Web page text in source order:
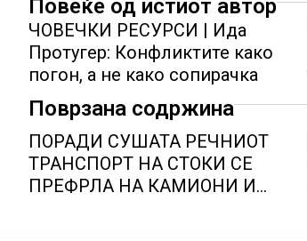
Повеќе од истиот автор
ЧОВЕЧКИ РЕСУРСИ | Ида
Протугер: Конфликтите како
погон, а не како сопирачка
Поврзана содржина
ПОРАДИ СУШАТА РЕЧНИОТ
ТРАНСПОРТ НА СТОКИ СЕ
ПРЕФРЛА НА КАМИОНИ И